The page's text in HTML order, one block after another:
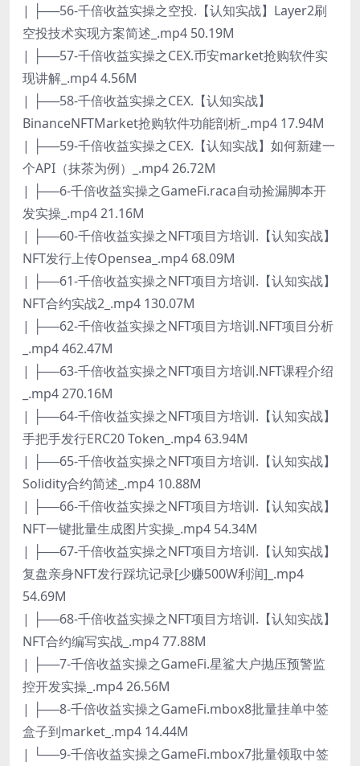
| ├──56-千倍收益实操之空投.【认知实战】Layer2刷
空投技术实现方案简述_.mp4 50.19M
| ├──57-千倍收益实操之CEX.币安market抢购软件实
现讲解_.mp4 4.56M
| ├──58-千倍收益实操之CEX.【认知实战】
BinanceNFTMarket抢购软件功能剖析_.mp4 17.94M
| ├──59-千倍收益实操之CEX.【认知实战】如何新建一
个API（抹茶为例）_.mp4 26.72M
| ├──6-千倍收益实操之GameFi.raca自动捡漏脚本开
发实操_.mp4 21.16M
| ├──60-千倍收益实操之NFT项目方培训.【认知实战】
NFT发行上传Opensea_.mp4 68.09M
| ├──61-千倍收益实操之NFT项目方培训.【认知实战】
NFT合约实战2_.mp4 130.07M
| ├──62-千倍收益实操之NFT项目方培训.NFT项目分析
_.mp4 462.47M
| ├──63-千倍收益实操之NFT项目方培训.NFT课程介绍
_.mp4 270.16M
| ├──64-千倍收益实操之NFT项目方培训.【认知实战】
手把手发行ERC20 Token_.mp4 63.94M
| ├──65-千倍收益实操之NFT项目方培训.【认知实战】
Solidity合约简述_.mp4 10.88M
| ├──66-千倍收益实操之NFT项目方培训.【认知实战】
NFT一键批量生成图片实操_.mp4 54.34M
| ├──67-千倍收益实操之NFT项目方培训.【认知实战】
复盘亲身NFT发行踩坑记录[少赚500W利润]_.mp4
54.69M
| ├──68-千倍收益实操之NFT项目方培训.【认知实战】
NFT合约编写实战_.mp4 77.88M
| ├──7-千倍收益实操之GameFi.星鲨大户抛压预警监
控开发实操_.mp4 26.56M
| ├──8-千倍收益实操之GameFi.mbox8批量挂单中签
盒子到market_.mp4 14.44M
| └──9-千倍收益实操之GameFi.mbox7批量领取中签